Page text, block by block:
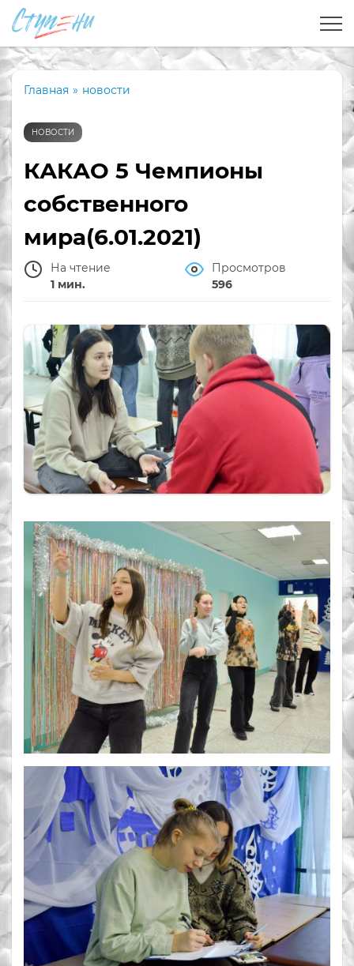
Главная » новости
НОВОСТИ
КАКАО 5 Чемпионы
собственного
мира(6.01.2021)
На чтение
1 мин.
Просмотров
596